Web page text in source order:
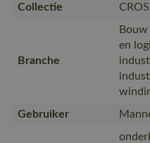
Collectie
Branche
en
Gebruiker